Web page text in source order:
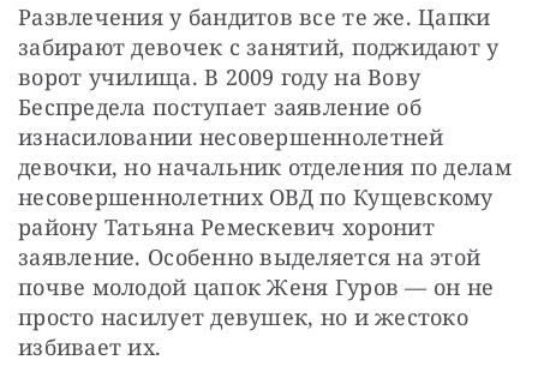
Развлечения у бандитов все те же. Цапки
забирают девочек с занятий, поджидают у
ворот училища. В 2009 году на Вову
Беспредела поступает заявление об
изнасиловании несовершеннолетней
девочки, но начальник отделения по делам
несовершеннолетних ОВД по Кущевскому
району Татьяна Ремескевич хоронит
заявление. Особенно выделяется на этой
почве молодой цапок Женя Гуров — он не
просто насилует девушек, но и жестоко
избивает их.